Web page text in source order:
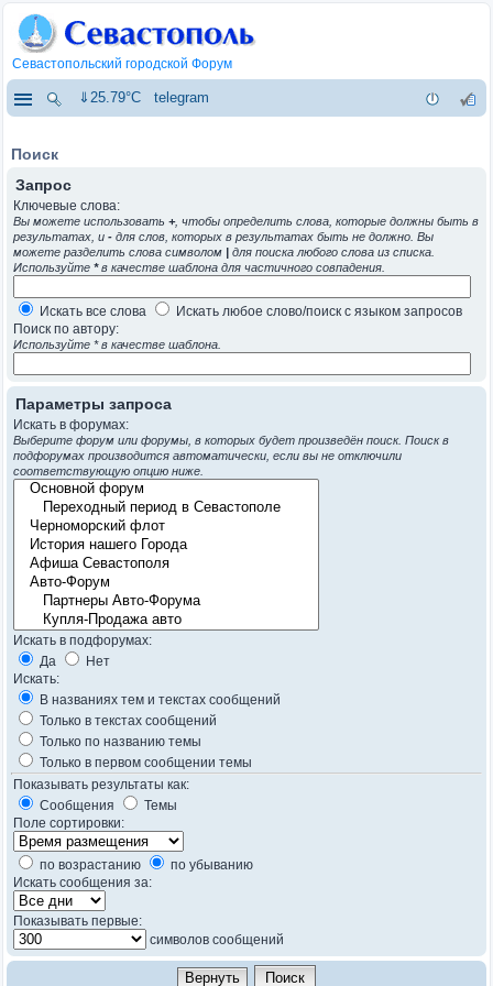
Севастопольский городской Форум
⇓25.79°C telegram
Поиск
Запрос
Ключевые слова:
Вы можете использовать +, чтобы определить слова, которые должны быть в
результатах, и - для слов, которых в результатах быть не должно. Вы
можете разделить слова символом | для поиска любого слова из списка.
Используйте *в качестве шаблона для частичного совпадения.
Искать все слова
Искать любое слово/поиск с языком запросов
Поиск по автору:
Используйте * в качестве шаблона.
Параметры запроса
Искать в форумах:
Выберите форум или форумы, в которых будет произведён поиск. Поиск в
подфорумах производится автоматически, если вы не отключили
соответствующую опцию ниже.
Искать в подфорумах:
Да
Нет
Искать:
В названиях тем и текстах сообщений
Только в текстах сообщений
Только по названию темы
Только в первом сообщении темы
Показывать результаты как:
Сообщения
Темы
Поле сортировки:
по возрастанию
по убыванию
Искать сообщения за:
Показывать первые:
символов сообщений